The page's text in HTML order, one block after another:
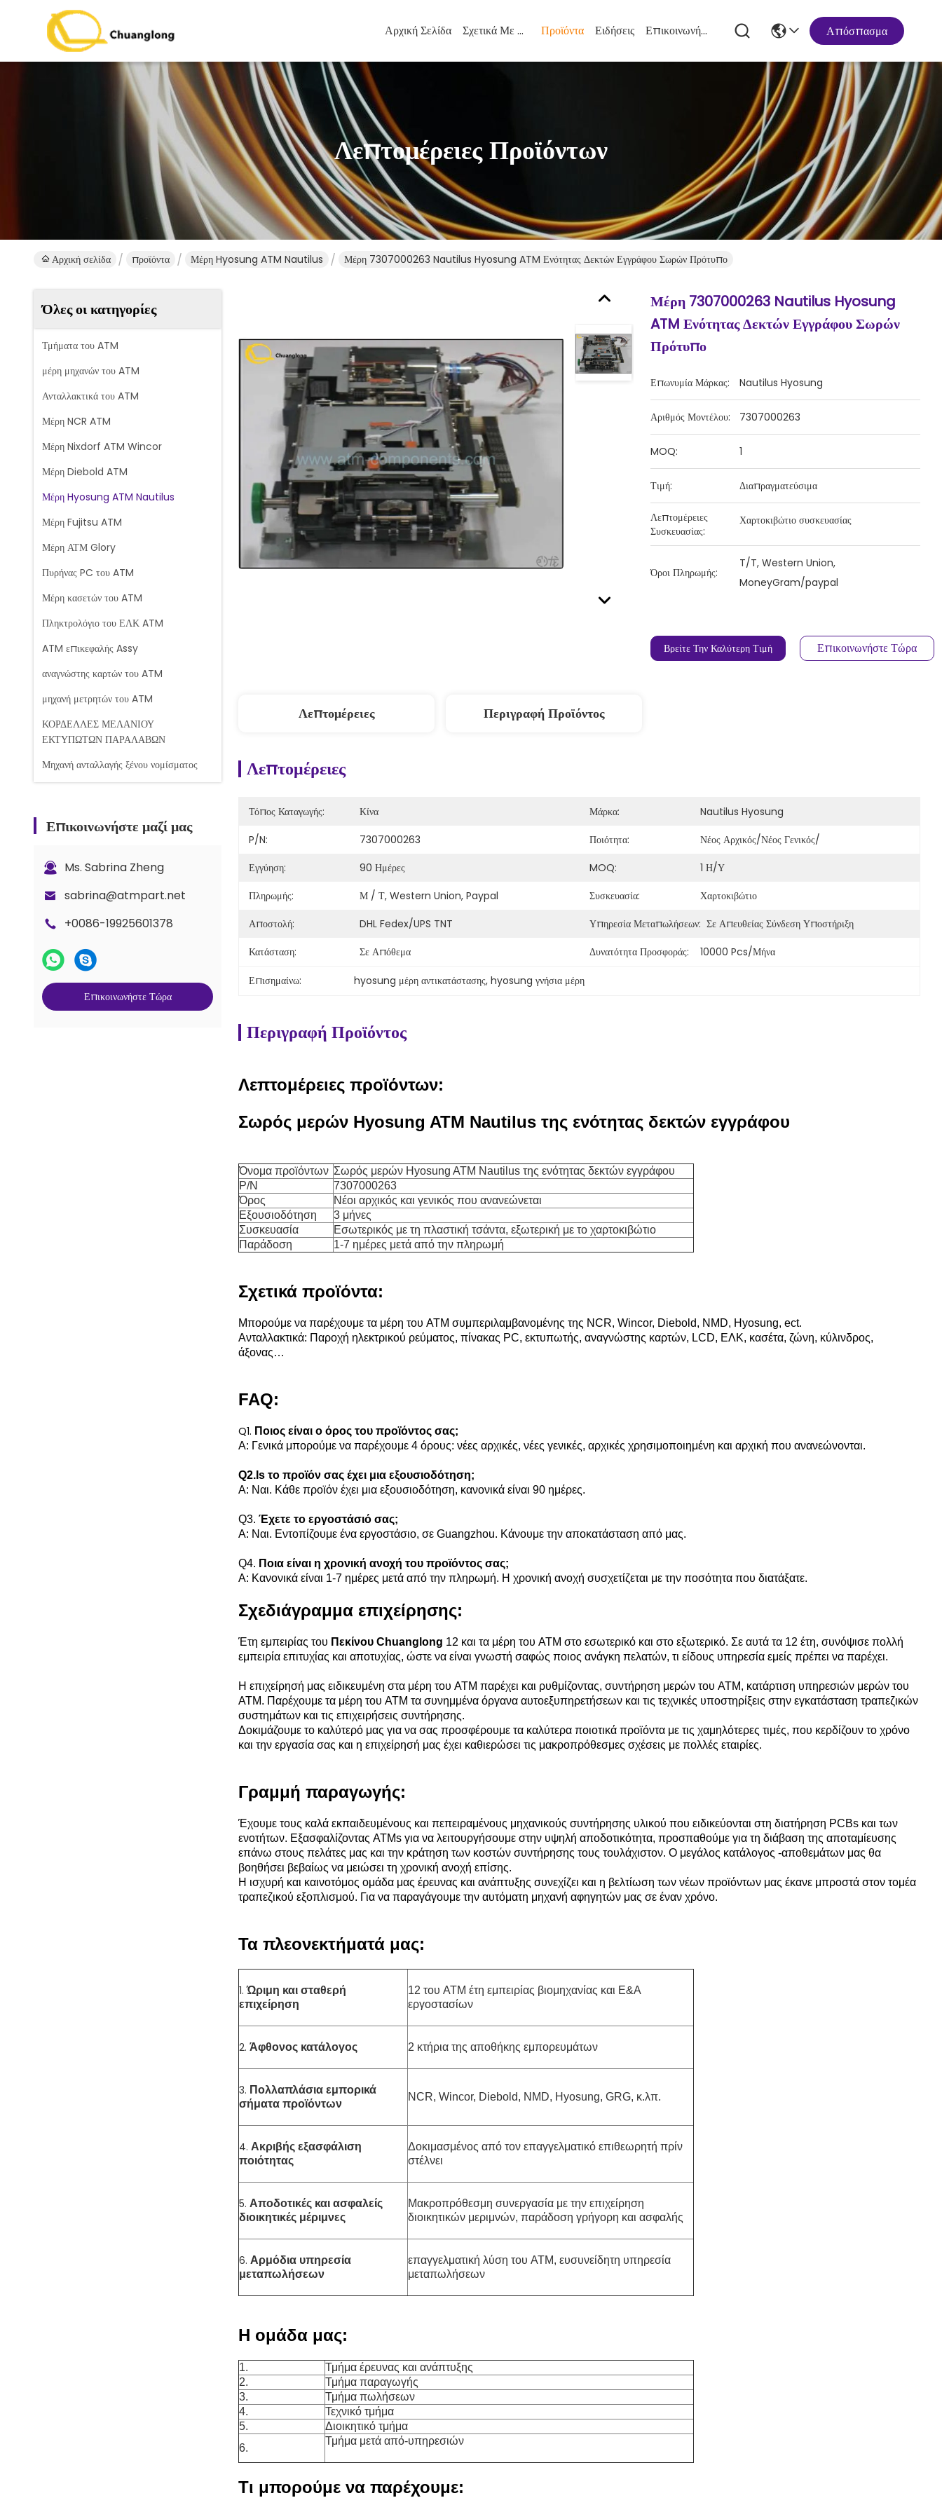
Αρχική Σελίδα Σχετικά Με Εμάς Προϊόντα Ειδήσεις Επικοινωνήστε Μαζί Μας Απόσπασμα
Λεπτομέρειες Προϊόντων
Αρχική σελίδα προϊόντα Μέρη Hyosung ATM Nautilus Μέρη 7307000263 Nautilus Hyosung ATM Ενότητας Δεκτών Εγγράφου Σωρών Πρότυπο
Όλες οι κατηγορίες
Τμήματα του ATM
μέρη μηχανών του ATM
Ανταλλακτικά του ATM
Μέρη NCR ATM
Μέρη Nixdorf ATM Wincor
Μέρη Diebold ATM
Μέρη Hyosung ATM Nautilus
Μέρη Fujitsu ATM
Μέρη ΑΤΜ Glory
Πυρήνας PC του ATM
Μέρη κασετών του ATM
Πληκτρολόγιο του ΕΛΚ ATM
ATM επικεφαλής Assy
αναγνώστης καρτών του ATM
μηχανή μετρητών του ATM
ΚΟΡΔΕΛΛΕΣ ΜΕΛΑΝΙΟΥ
ΕΚΤΥΠΩΤΩΝ ΠΑΡΑΛΑΒΩΝ
Μηχανή ανταλλαγής ξένου νομίσματος
Κλειδαριά και κλειδιά
Ανταλλακτικά μετρητή G+D BPS C5
Επικοινωνήστε μαζί μας
Ms. Sabrina Zheng
sabrina@atmpart.net
+0086-19925601378
Επικοινωνήστε Τώρα
Μέρη 7307000263 Nautilus Hyosung
ATM Ενότητας Δεκτών Εγγράφου Σωρών
Πρότυπο
Επωνυμία Μάρκας: Nautilus Hyosung
Αριθμός Μοντέλου: 7307000263
MOQ: 1
Τιμή: Διαπραγματεύσιμα
Λεπτομέρειες
Συσκευασίας:
Χαρτοκιβώτιο συσκευασίας
Όροι Πληρωμής:
T/T, Western Union,
MoneyGram/paypal
Βρείτε Την Καλύτερη Τιμή Επικοινωνήστε Τώρα
Λεπτομέρειες Περιγραφή Προϊόντος
Λεπτομέρειες
Τόπος Καταγωγής: Κίνα Μάρκα:
Nautilus Hyosung
P/N:
7307000263 Ποιότητα:
Νέος Αρχικός/νέος Γενικός/
Εγγύηση:
90 Ημέρες MOQ:
1 Η/υ
Πληρωμής:
Μ / Τ, Western Union, Paypal Συσκευασία:
Χαρτοκιβώτιο
Αποστολή:
DHL Fedex/UPS TNT Υπηρεσία Μεταπωλήσεων: Σε Απευθείας Σύνδεση Υποστήριξη
Κατάσταση:
Σε Απόθεμα Δυνατότητα Προσφοράς: 10000 Pcs/μήνα
Επισημαίνω: hyosung μέρη αντικατάστασης, hyosung γνήσια μέρη
Περιγραφή Προϊόντος
Λεπτομέρειες προϊόντων:
Σωρός μερών Hyosung ATM Nautilus της ενότητας δεκτών εγγράφου
Όνομα προϊόντων Σωρός μερών Hyosung ATM Nautilus της ενότητας δεκτών εγγράφου
P/N
7307000263
Όρος
Νέοι αρχικός και γενικός που ανανεώνεται
Εξουσιοδότηση
3 μήνες
Συσκευασία
Εσωτερικός με τη πλαστική τσάντα, εξωτερική με το χαρτοκιβώτιο
Παράδοση
1-7 ημέρες μετά από την πληρωμή
Σχετικά προϊόντα:
Μπορούμε να παρέχουμε τα μέρη του ATM συμπεριλαμβανομένης της NCR, Wincor, Diebold, NMD, Hyosung, ect.
Ανταλλακτικά: Παροχή ηλεκτρικού ρεύματος, πίνακας PC, εκτυπωτής, αναγνώστης καρτών, LCD, ΕΛΚ, κασέτα, ζώνη, κύλινδρος,
άξονας…
FAQ:
Q1. Ποιος είναι ο όρος του προϊόντος σας;
Α: Γενικά μπορούμε να παρέχουμε 4 όρους: νέες αρχικές, νέες γενικές, αρχικές χρησιμοποιημένη και αρχική που ανανεώνονται.
Q2.Is το προϊόν σας έχει μια εξουσιοδότηση;
Α: Ναι. Κάθε προϊόν έχει μια εξουσιοδότηση, κανονικά είναι 90 ημέρες.
Q3. Έχετε το εργοστάσιό σας;
Α: Ναι. Εντοπίζουμε ένα εργοστάσιο, σε Guangzhou. Κάνουμε την αποκατάσταση από μας.
Q4. Ποια είναι η χρονική ανοχή του προϊόντος σας;
Α: Κανονικά είναι 1-7 ημέρες μετά από την πληρωμή. Η χρονική ανοχή συσχετίζεται με την ποσότητα που διατάξατε.
Σχεδιάγραμμα επιχείρησης:
Έτη εμπειρίας του Πεκίνου Chuanglong 12 και τα μέρη του ATM στο εσωτερικό και στο εξωτερικό. Σε αυτά τα 12 έτη, συνόψισε πολλή
εμπειρία επιτυχίας και αποτυχίας, ώστε να είναι γνωστή σαφώς ποιος ανάγκη πελατών, τι είδους υπηρεσία εμείς πρέπει να παρέχει.
Η επιχείρησή μας ειδικευμένη στα μέρη του ATM παρέχει και ρυθμίζοντας, συντήρηση μερών του ATM, κατάρτιση υπηρεσιών μερών του
ATM. Παρέχουμε τα μέρη του ATM τα συνημμένα όργανα αυτοεξυπηρετήσεων και τις τεχνικές υποστηρίξεις στην εγκατάσταση τραπεζικών
συστημάτων και τις επιχειρήσεις συντήρησης.
Δοκιμάζουμε το καλύτερό μας για να σας προσφέρουμε τα καλύτερα ποιοτικά προϊόντα με τις χαμηλότερες τιμές, που κερδίζουν το χρόνο
και την εργασία σας και η επιχείρησή μας έχει καθιερώσει τις μακροπρόθεσμες σχέσεις με πολλές εταιρίες.
Γραμμή παραγωγής:
Έχουμε τους καλά εκπαιδευμένους και πεπειραμένους μηχανικούς συντήρησης υλικού που ειδικεύονται στη διατήρηση PCBs και των
ενοτήτων. Εξασφαλίζοντας ATMs για να λειτουργήσουμε στην υψηλή αποδοτικότητα, προσπαθούμε για τη διάβαση της αποταμίευσης
επάνω στους πελάτες μας και την κράτηση των κοστών συντήρησης τους τουλάχιστον. Ο μεγάλος κατάλογος -αποθεμάτων μας θα
βοηθήσει βεβαίως να μειώσει τη χρονική ανοχή επίσης.
Η ισχυρή και καινοτόμος ομάδα μας έρευνας και ανάπτυξης συνεχίζει και η βελτίωση των νέων προϊόντων μας έκανε μπροστά στον τομέα
τραπεζικού εξοπλισμού. Για να παραγάγουμε την αυτόματη μηχανή αφηγητών μας σε έναν χρόνο.
Τα πλεονεκτήματά μας:
1.Ώριμη και σταθερή
επιχείρηση
12 του ATM έτη εμπειρίας βιομηχανίας και Ε&Α
εργοστασίων
2. Άφθονος κατάλογος 2 κτήρια της αποθήκης εμπορευμάτων
3. Πολλαπλάσια εμπορικά
σήματα προϊόντων
NCR, Wincor, Diebold, NMD, Hyosung, GRG, κ.λπ.
4. Ακριβής εξασφάλιση
ποιότητας
Δοκιμασμένος από τον επαγγελματικό επιθεωρητή πρίν
στέλνει
5. Αποδοτικές και ασφαλείς
διοικητικές μέριμνες
Μακροπρόθεσμη συνεργασία με την επιχείρηση
διοικητικών μεριμνών, παράδοση γρήγορη και ασφαλής
6. Αρμόδια υπηρεσία
μεταπωλήσεων
επαγγελματική λύση του ATM, ευσυνείδητη υπηρεσία
μεταπωλήσεων
Η ομάδα μας:
1.
Τμήμα έρευνας και ανάπτυξης
2.
Τμήμα παραγωγής
3.
Τμήμα πωλήσεων
4.
Τεχνικό τμήμα
5.
Διοικητικό τμήμα
6.
Τμήμα μετά από-υπηρεσιών
Τι μπορούμε να παρέχουμε: